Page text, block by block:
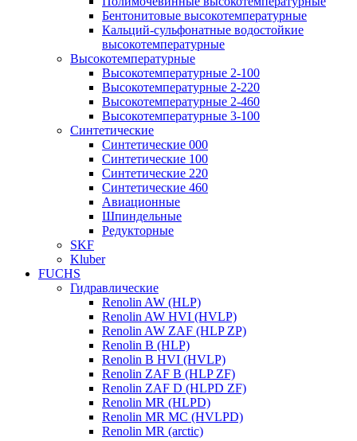
Бентонитовые высокотемпературные
Кальций-сульфонатные водостойкие
высокотемпературные
Высокотемпературные
Высокотемпературные 2-100
Высокотемпературные 2-220
Высокотемпературные 2-460
Высокотемпературные 3-100
Синтетические
Синтетические 000
Синтетические 100
Синтетические 220
Синтетические 460
Авиационные
Шпиндельные
Редукторные
SKF
Kluber
FUCHS
Гидравлические
Renolin AW (HLP)
Renolin AW HVI (HVLP)
Renolin AW ZAF (HLP ZP)
Renolin B (HLP)
Renolin B HVI (HVLP)
Renolin ZAF B (HLP ZF)
Renolin ZAF D (HLPD ZF)
Renolin MR (HLPD)
Renolin MR MC (HVLPD)
Renolin MR (arctic)